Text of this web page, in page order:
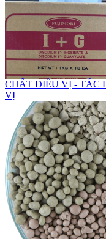
CHẤT ĐIỀU VỊ - TÁC
VỊ